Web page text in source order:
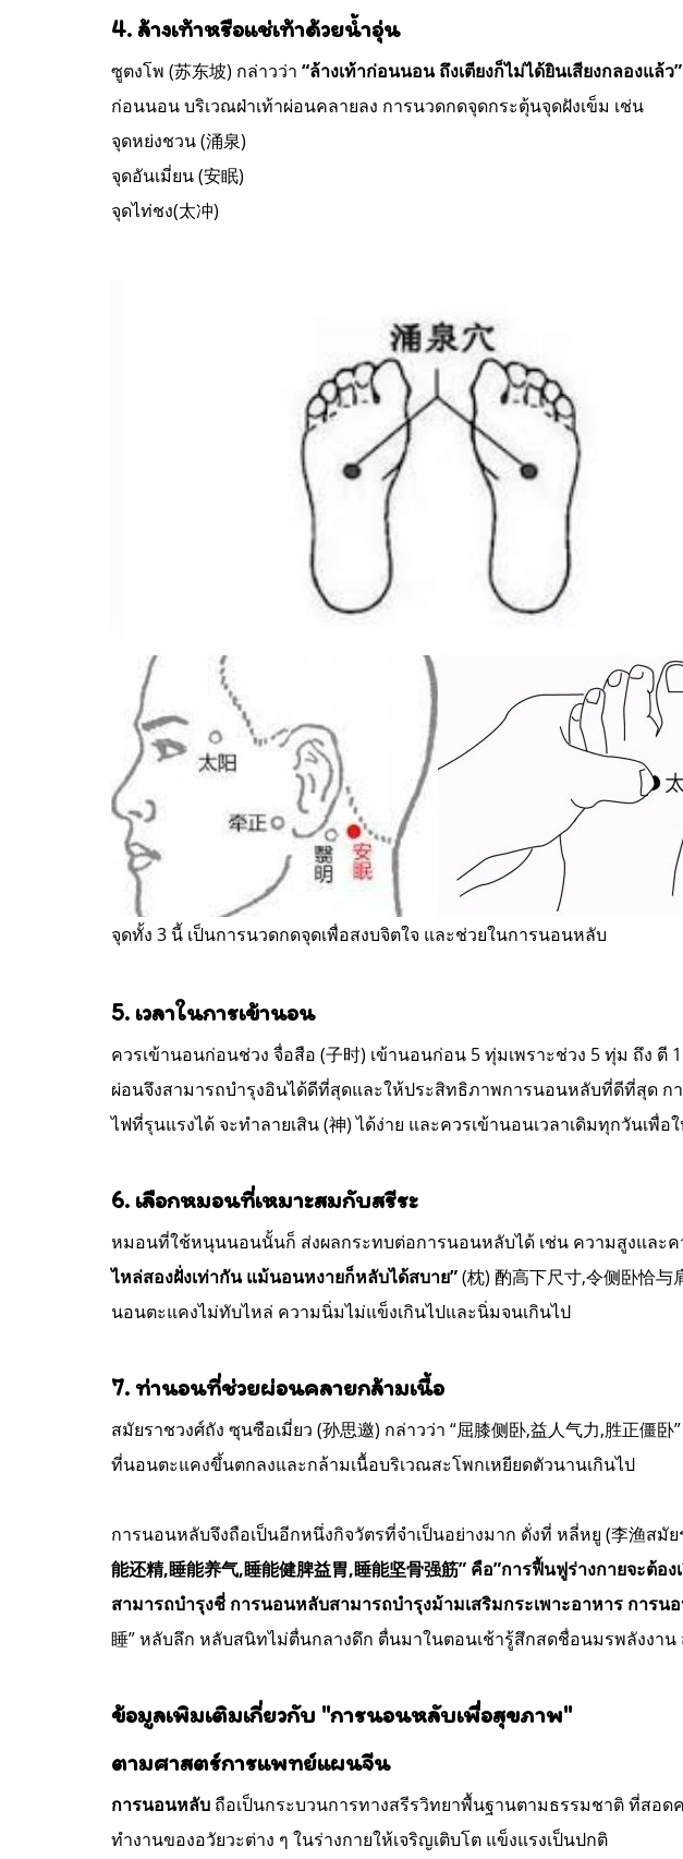
4. ล้างเท้าหรือแช่เท้าด้วยน้ำอุ่น
ซูตงโพ (苏东坡) กล่าวว่า “ล้างเท้าก่อนนอน ถึงเตียงก็ไม่ได้ยินเสียงกลองแล้ว”
ก่อนนอน บริเวณฝ่าเท้าผ่อนคลายลง การนวดกดจุดกระตุ้นจุดฝังเข็ม เช่น
จุดหย่งชวน (涌泉)
จุดอันเมี่ยน (安眠)
จุดไท่ชง(太冲)
จุดทั้ง 3 นี้ เป็นการนวดกดจุดเพื่อสงบจิตใจ และช่วยในการนอนหลับ
5. เวลาในการเข้านอน
ควรเข้านอนก่อนช่วง จื่อสือ (子时) เข้านอนก่อน 5 ทุ่มเพราะช่วง 5 ทุ่ม ถึง
ผ่อนจึงสามารถบำรุงอินได้ดีที่สุดและให้ประสิทธิภาพการนอนหลับที่ดีที่สุด ก
ไฟที่รุนแรงได้ จะทำลายเสิน (神) ได้ง่าย และควรเข้านอนเวลาเดิมทุกวันเพื่
6. เลือกหมอนที่เหมาะสมกับสรีระ
หมอนที่ใช้หนุนนอนนั้นก็ ส่งผลกระทบต่อการนอนหลับได้ เช่น ความสูงและค
ไหล่สองฝั่งเท่ากัน แม้นอนหงายก็หลับได้สบาย”(枕) 酌高下尺寸,令侧卧恰
นอนตะแคงไม่ทับไหล่ ความนิ่มไม่แข็งเกินไปและนิ่มจนเกินไป
7. ท่านอนที่ช่วยผ่อนคลายกล้ามเนื้อ
สมัยราชวงศ์ถัง ซุนซือเมี่ยว (孙思邀) กล่าวว่า “屈膝侧卧,益人气力,胜正僵卧
ที่นอนตะแคงขึ้นตกลงและกล้ามเนื้อบริเวณสะโพกเหยียดตัวนานเกินไป
การนอนหลับจึงถือเป็นอีกหนึ่งกิจวัตรที่จำเป็นอย่างมาก ดั่งที่ หลี่หยู (李渔สมั
能还精,睡能养气,睡能健脾益胃,睡能坚骨强筋” คือ”การฟื้นฟูร่างกายจะ
สามารถบำรุงชี่ การนอนหลับสามารถบำรุงม้ามเสริมกระเพาะอาหาร การน
睡” หลับลึก หลับสนิทไม่ตื่นกลางดึก ตื่นมาในตอนเช้ารู้สึกสดชื่อนมรพลังง
ข้อมูลเพิมเติมเกี่ยวกับ "การนอนหลับเพื่อสุขภาพ"
ตามศาสตร์การแพทย์แผนจีน
การนอนหลับ ถือเป็นกระบวนการทางสรีรวิทยาพื้นฐานตามธรรมชาติ ที่สอ
ทำงานของอวัยวะต่าง ๆ ในร่างกายให้เจริญเติบโต แข็งแรงเป็นปกติ